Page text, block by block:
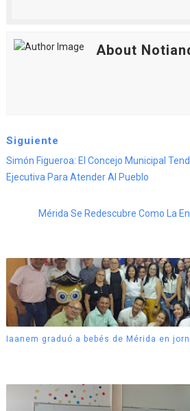
About
Siguiente
Simón Figueroa: El Concejo Municipal
Ejecutiva Para Atender Al Pueblo
Mérida Se Redescubre Como La
Iaanem graduó a bebés de Mérida en